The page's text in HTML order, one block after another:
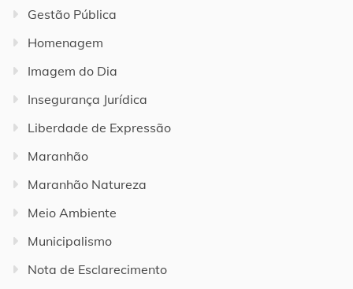
Gestão Pública
Homenagem
Imagem do Dia
Insegurança Jurídica
Liberdade de Expressão
Maranhão
Maranhão Natureza
Meio Ambiente
Municipalismo
Nota de Esclarecimento